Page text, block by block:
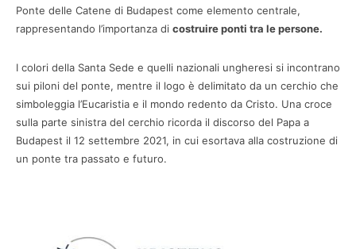
Ponte delle Catene di Budapest come elemento centrale,
rappresentando l’importanza di costruire ponti tra le persone.
I colori della Santa Sede e quelli nazionali ungheresi si incontrano
sui piloni del ponte, mentre il logo è delimitato da un cerchio che
simboleggia l’Eucaristia e il mondo redento da Cristo. Una croce
sulla parte sinistra del cerchio ricorda il discorso del Papa a
Budapest il 12 settembre 2021, in cui esortava alla costruzione di
un ponte tra passato e futuro.